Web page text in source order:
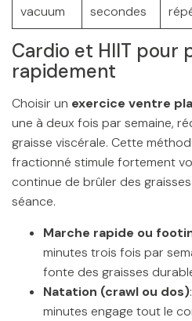
vacuum
secondes
Cardio et HIIT pour
rapidement
Choisir un exercice ventre
une à deux fois par semaine,
graisse viscérale. Cette
fractionné stimule fortement
continue de brûler des
séance.
Marche rapide ou
minutes trois fois par
fonte des graisses
Natation (crawl ou dos)
minutes engage tout le